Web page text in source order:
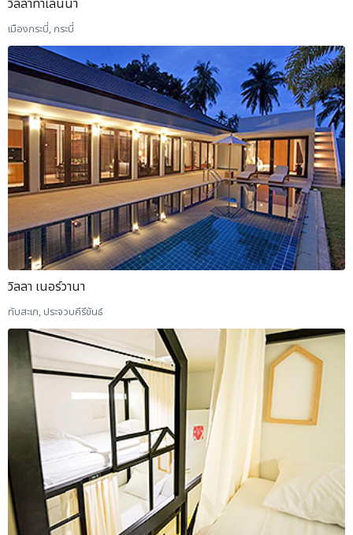
วิลลาทาเลนน่า
เมืองกระบี่, กระบี่
วิลลา เนอร์วานา
ทับสะเก, ประจวบคีรีขันธ์